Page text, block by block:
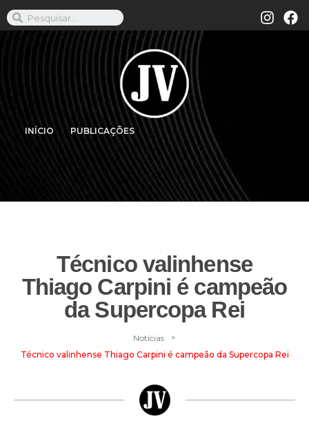
INÍCIO PUBLICAÇÕES
Técnico valinhense
Thiago Carpini é campeão
da Supercopa Rei
Notícias >
Técnico valinhense Thiago Carpini é campeão da Supercopa Rei